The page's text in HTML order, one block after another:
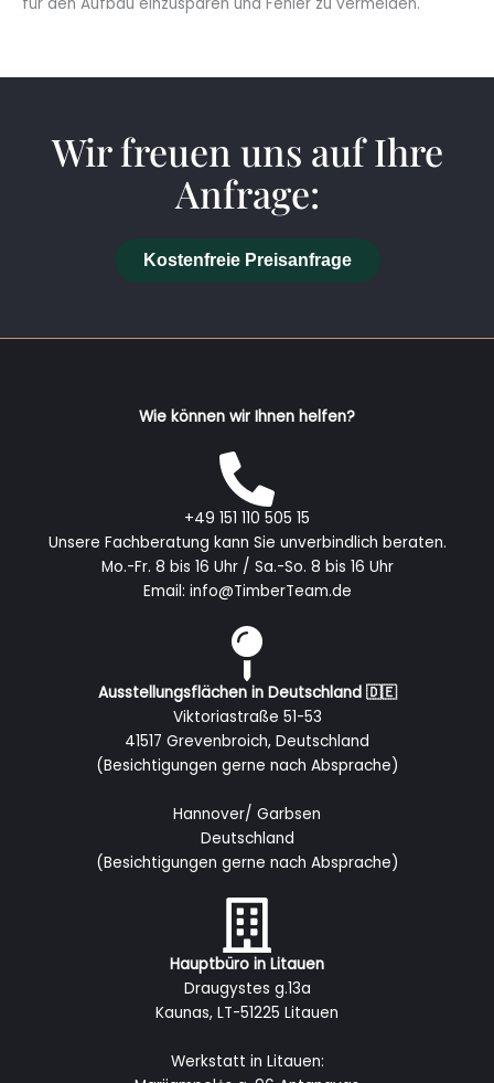
Wir freuen uns auf Ihre
Anfrage:
Kostenfreie Preisanfrage
Wie können wir Ihnen helfen?
+49 151 110 505 15
Unsere Fachberatung kann Sie unverbindlich beraten.
Mo.-Fr. 8 bis 16 Uhr / Sa.-So. 8 bis 16 Uhr
Email: info@TimberTeam.de
Ausstellungsflächen in Deutschland 🇩🇪
Viktoriastraße 51-53
41517 Grevenbroich, Deutschland
(Besichtigungen gerne nach Absprache)
Hannover/ Garbsen
Deutschland
(Besichtigungen gerne nach Absprache)
Hauptbüro in Litauen
Draugystes g.13a
Kaunas, LT-51225 Litauen
Werkstatt in Litauen: